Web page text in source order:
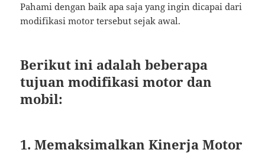
Pahami dengan baik apa saja yang ingin dicapai dari
modifikasi motor tersebut sejak awal.
Berikut ini adalah beberapa
tujuan modifikasi motor dan
mobil:
1. Memaksimalkan Kinerja Motor